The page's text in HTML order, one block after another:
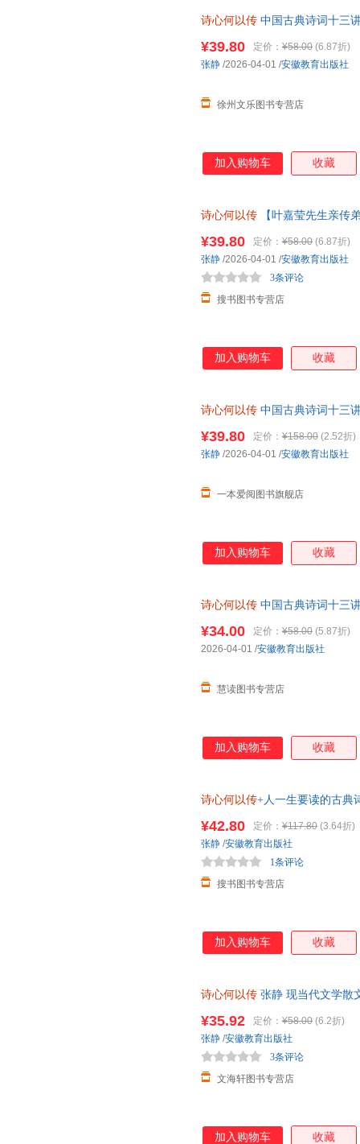
诗心何以传 中国古典诗词十三
¥39.80 定价： ¥58.00 (6.87折)
徐州文乐图书专营店
张静 /2026-04-01 /安徽教育出版社
加入购物车 收藏
诗心何以传 【叶嘉莹先生亲传
¥39.80 定价： ¥58.00 (6.87折)
搜书图书专营店
3条评论
张静 /2026-04-01 /安徽教育出版社
加入购物车 收藏
诗心何以传 中国古典诗词十三
¥39.80 定价： ¥158.00 (2.52折)
一本爱阅图书旗舰店
张静 /2026-04-01 /安徽教育出版社
加入购物车 收藏
诗心何以传 中国古典诗词十三
¥34.00 定价： ¥58.00 (5.87折)
慧读图书专营店
2026-04-01 /安徽教育出版社
加入购物车 收藏
诗心何以传+人一生要读的古典
¥42.80 定价： ¥117.80 (3.64折)
搜书图书专营店
1条评论
张静 /安徽教育出版社
加入购物车 收藏
诗心何以传 张静 现当代文学散
¥35.92 定价： ¥58.00 (6.2折)
文海轩图书专营店
3条评论
张静 /安徽教育出版社
加入购物车 收藏